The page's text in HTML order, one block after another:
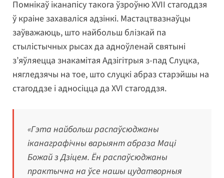
Помнікаў іканапісу такога ўзроўню XVII стагоддзя
ў краіне захаваліся адзінкі. Мастацтвазнаўцы
заўважаюць, што найбольш блізкай па
стылістычных рысах да адноўленай святыні
з’яўляецца знакамітая Адзігітрыя з-пад Слуцка,
нягледзячы на тое, што слуцкі абраз старэйшы на
стагоддзе і адносіцца да XVI стагоддзя.
«Гэта найбольш распаўсюджаны
іканаграфічны варыянт абраза Маці
Божай з Дзіцем. Ён распаўсюджаны
практычна на ўсе нашы цудатворныя